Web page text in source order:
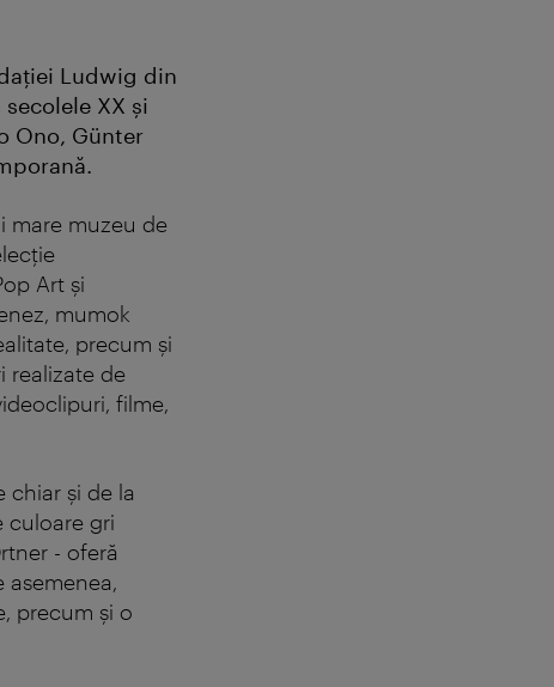
Ludwig din
XX și
Ono, Günter
mare muzeu de
Art și
mumok
precum și
realizate de
filme,
chiar și de la
culoare gri
- oferă
precum și o